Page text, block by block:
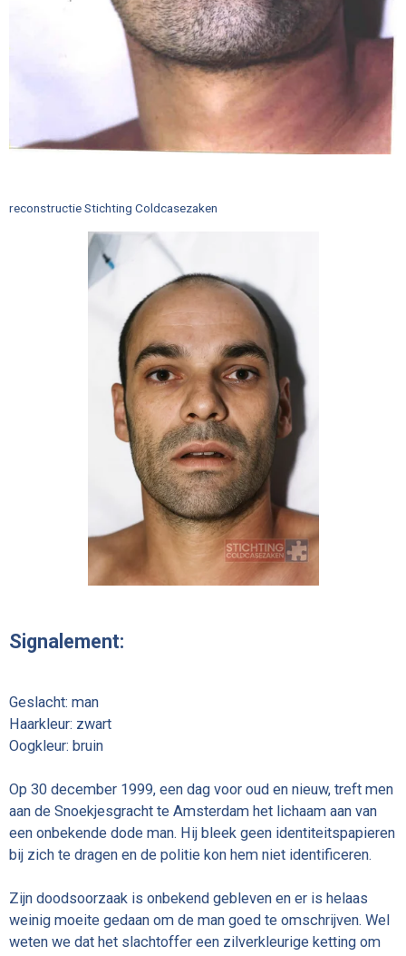
reconstructie Stichting Coldcasezaken
Signalement:
Geslacht: man
Haarkleur: zwart
Oogkleur: bruin
Op 30 december 1999, een dag voor oud en nieuw, treft men
aan de Snoekjesgracht te Amsterdam het lichaam aan van
een onbekende dode man. Hij bleek geen identiteitspapieren
bij zich te dragen en de politie kon hem niet identificeren.
Zijn doodsoorzaak is onbekend gebleven en er is helaas
weinig moeite gedaan om de man goed te omschrijven. Wel
weten we dat het slachtoffer een zilverkleurige ketting om